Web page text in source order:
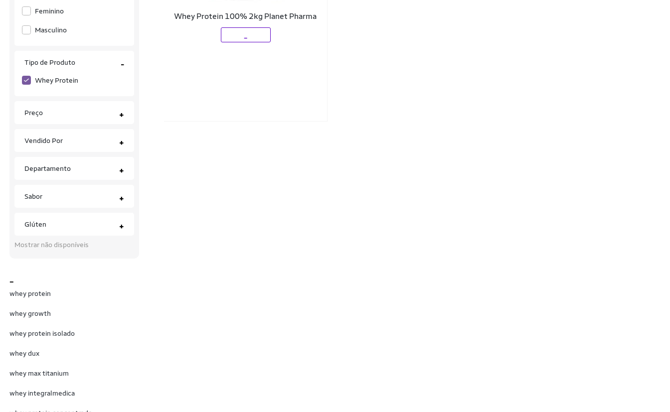
Animal
Atlhetica Nutrition
Bio Sport
Bloom Nutrition
Bodybuilders
Feminino
Masculino
Tipo de Produto -
Whey Protein
Preço +
Vendido Por +
Departamento +
Sabor +
Glúten +
Mostrar não disponíveis
whey protein
whey growth
whey protein isolado
whey dux
whey max titanium
whey integralmedica
Whey Protein 100% 2kg Planet Pharma